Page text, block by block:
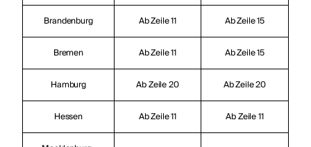
Brandenburg Ab Zeile 11 Ab Zeile 15
Bremen Ab Zeile 11 Ab Zeile 15
Hamburg Ab Zeile 20 Ab Zeile 20
Hessen Ab Zeile 11 Ab Zeile 11